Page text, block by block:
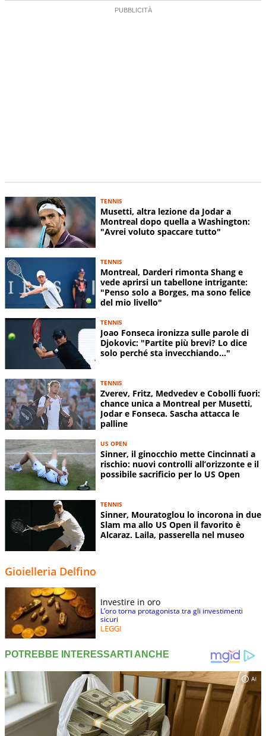
TENNIS
Musetti, altra lezione da Jodar a
Montreal dopo quella a Washington:
"Avrei voluto spaccare tutto"
TENNIS
Montreal, Darderi rimonta Shang e
vede aprirsi un tabellone intrigante:
"Penso solo a Borges, ma sono felice
del mio livello"
TENNIS
Joao Fonseca ironizza sulle parole di
Djokovic: "Partite più brevi? Lo dice
solo perché sta invecchiando..."
TENNIS
Zverev, Fritz, Medvedev e Cobolli fuori:
chance unica a Montreal per Musetti,
Jodar e Fonseca. Sascha attacca le
palline
US OPEN
Sinner, il ginocchio mette Cincinnati a
rischio: nuovi controlli all’orizzonte e il
possibile sacrificio per lo US Open
TENNIS
Sinner, Mouratoglou lo incorona in due
Slam ma allo US Open il favorito è
Alcaraz. Laila, passerella nel museo
Gioielleria Delfino
Investire in oro
L’oro torna protagonista tra gli investimenti
sicuri
LEGGI